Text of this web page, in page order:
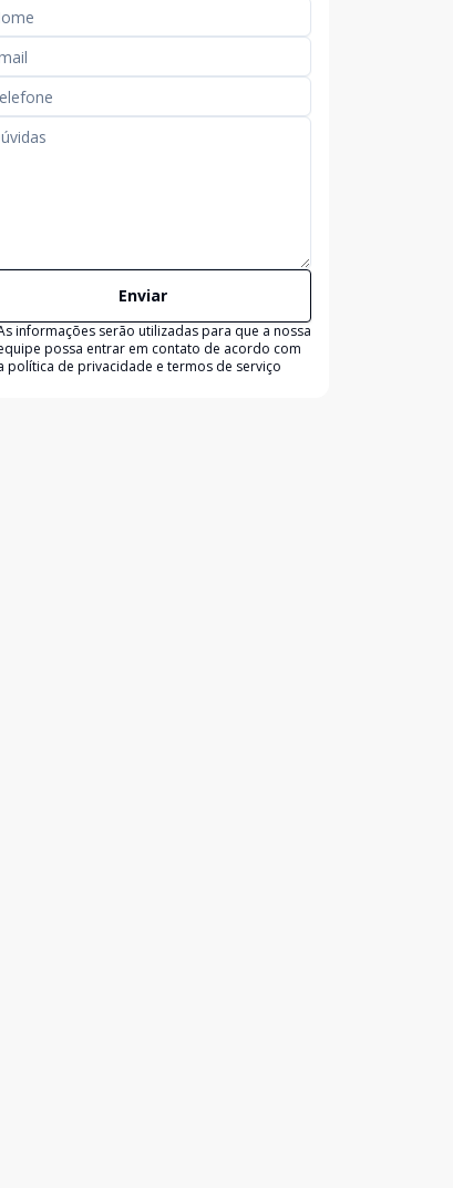
Enviar
informações serão utilizadas para que a nossa
possa entrar em contato de acordo com
política de privacidade e termos de serviço